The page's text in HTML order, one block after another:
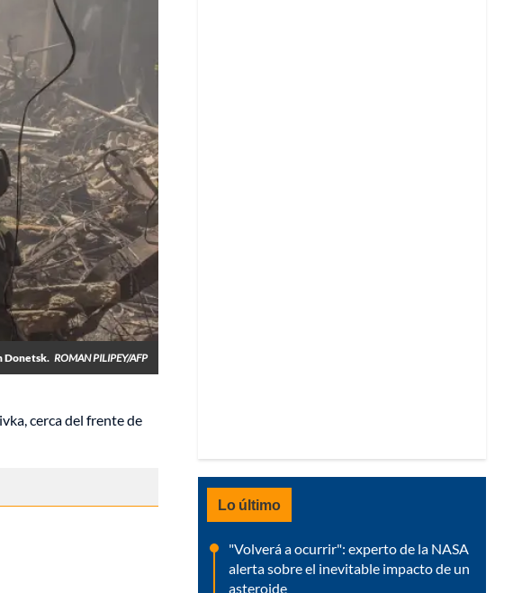
Donetsk. ROMAN PILIPEY/AFP
cerca del frente de
Lo último
"Volverá a ocurrir": experto de la NASA
alerta sobre el inevitable impacto de un
asteroide